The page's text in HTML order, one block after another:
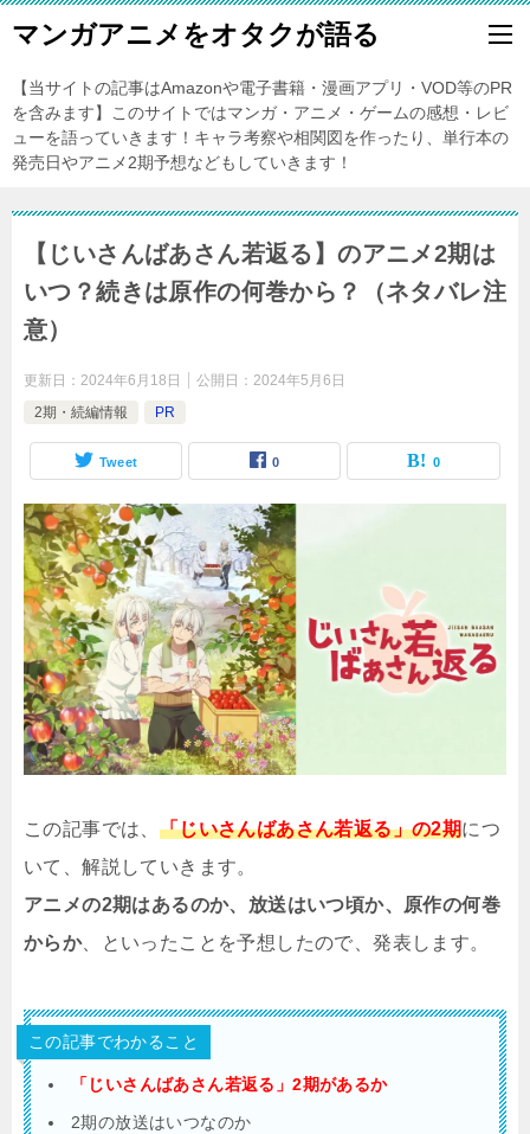
マンガアニメをオタクが語る
【当サイトの記事はAmazonや電子書籍・漫画アプリ・VOD等のPR
を含みます】このサイトではマンガ・アニメ・ゲームの感想・レビ
ューを語っていきます！キャラ考察や相関図を作ったり、単行本の
発売日やアニメ2期予想などもしていきます！
【じいさんばあさん若返る】のアニメ2期は
いつ？続きは原作の何巻から？（ネタバレ注
意）
更新日： 2024年6月18日 公開日： 2024年5月6日
2期・続編情報
PR
Tweet 0 0
この記事では、 「じいさんばあさん若返る」の2期につ
いて、解説していきます。
アニメの2期はあるのか、放送はいつ頃か、原作の何巻
からか、といったことを予想したので、発表します。
この記事でわかること
「じいさんばあさん若返る」2期があるか
2期の放送はいつなのか